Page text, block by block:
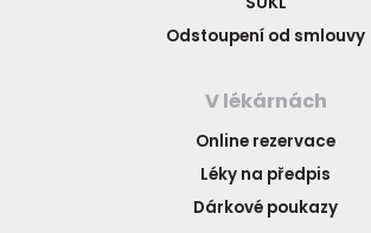
Odstoupení od smlouvy
V lékárnách
Online rezervace
Léky na předpis
Dárkové poukazy